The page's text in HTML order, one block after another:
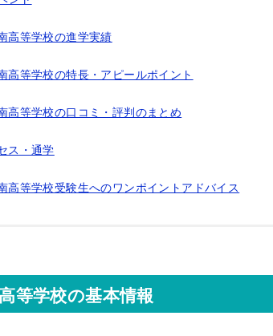
高等学校の進学実績
高等学校の特長・アピールポイント
高等学校の口コミ・評判のまとめ
ス・通学
高等学校受験生へのワンポイントアドバイス
等学校の基本情報